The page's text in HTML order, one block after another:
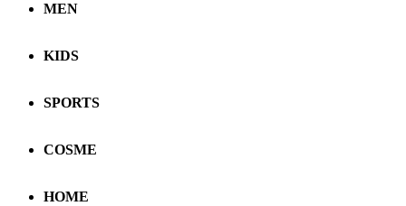
MEN
KIDS
SPORTS
COSME
HOME